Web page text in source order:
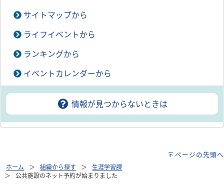
サイトマップから
ライフイベントから
ランキングから
イベントカレンダーから
情報が見つからないときは
ページの先頭へ
ホーム 組織から探す
生涯学習課
公共施設のネット予約が始まりました